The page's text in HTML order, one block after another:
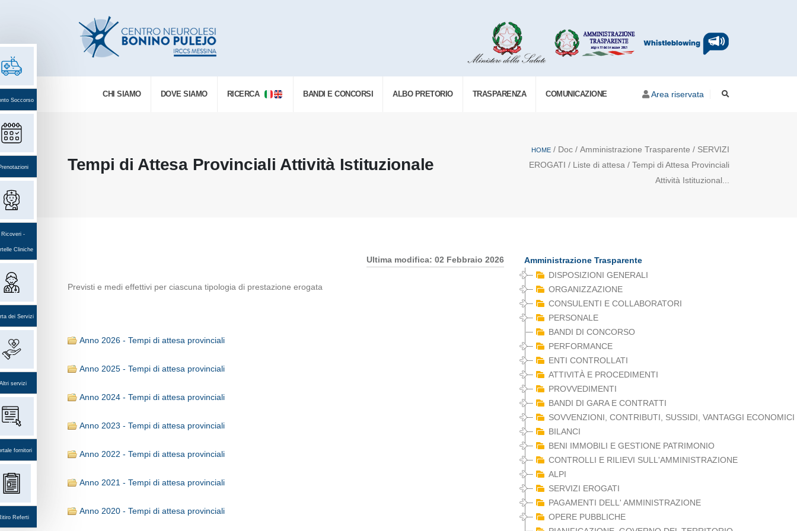
CHI SIAMO DOVE SIAMO RICERCA BANDI E CONCORSI ALBO PRETORIO TRASPARENZA COMUNICAZIONE Area riservata
Soccorso
Ricoveri -
Cliniche
dei Servizi
Altri servizi
fornitori
Referti
Tempi di Attesa Provinciali Attività Istituzionale
HOME / Doc / Amministrazione Trasparente / SERVIZI
EROGATI / Liste di attesa / Tempi di Attesa Provinciali
Attività Istituzional...
Ultima modifica: 02 Febbraio 2026
Previsti e medi effettivi per ciascuna tipologia di prestazione erogata
Anno 2026 - Tempi di attesa provinciali
Anno 2025 - Tempi di attesa provinciali
Anno 2024 - Tempi di attesa provinciali
Anno 2023 - Tempi di attesa provinciali
Anno 2022 - Tempi di attesa provinciali
Anno 2021 - Tempi di attesa provinciali
Anno 2020 - Tempi di attesa provinciali
Amministrazione Trasparente
DISPOSIZIONI GENERALI
ORGANIZZAZIONE
CONSULENTI E COLLABORATORI
PERSONALE
BANDI DI CONCORSO
PERFORMANCE
ENTI CONTROLLATI
ATTIVITÀ E PROCEDIMENTI
PROVVEDIMENTI
BANDI DI GARA E CONTRATTI
SOVVENZIONI, CONTRIBUTI, SUSSIDI, VANTAGGI ECONOMICI
BILANCI
BENI IMMOBILI E GESTIONE PATRIMONIO
CONTROLLI E RILIEVI SULL'AMMINISTRAZIONE
ALPI
SERVIZI EROGATI
PAGAMENTI DELL' AMMINISTRAZIONE
OPERE PUBBLICHE